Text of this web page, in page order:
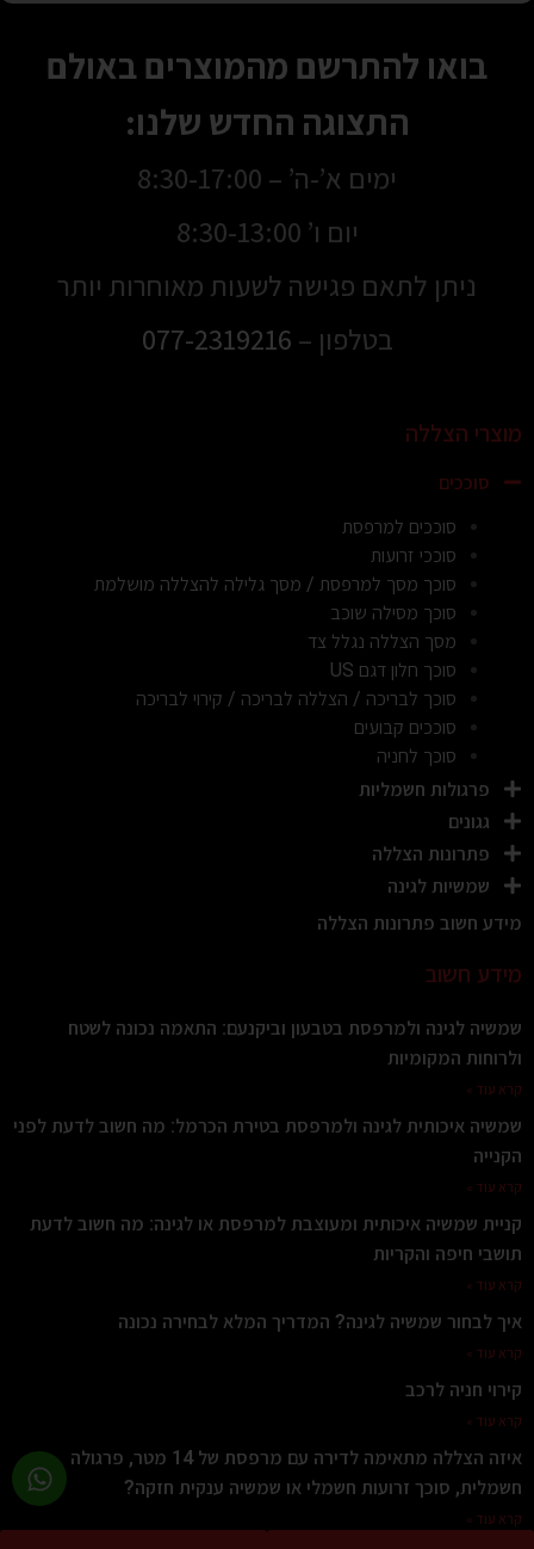
בואו להתרשם מהמוצרים באולם
התצוגה החדש שלנו:
ימים א’-ה’ – 8:30-17:00
יום ו’ 8:30-13:00
ניתן לתאם פגישה לשעות מאוחרות יותר
בטלפון – 077-2319216
מוצרי הצללה
סוככים
סוככים למרפסת
סוככי זרועות
סוכך מסך למרפסת / מסך גלילה להצללה מושלמת
סוכך מסילה שוכב
מסך הצללה נגלל צד
סוכך חלון דגם US
סוכך לבריכה / הצללה לבריכה / קירוי לבריכה
סוככים קבועים
סוכך לחניה
פרגולות חשמליות
גגונים
פתרונות הצללה
שמשיות לגינה
מידע חשוב פתרונות הצללה
מידע חשוב
שמשיה לגינה ולמרפסת בטבעון וביקנעם: התאמה נכונה לשטח
ולרוחות המקומיות
קרא עוד »
שמשיה איכותית לגינה ולמרפסת בטירת הכרמל: מה חשוב לדעת לפני
הקנייה
קרא עוד »
קניית שמשיה איכותית ומעוצבת למרפסת או לגינה: מה חשוב לדעת
תושבי חיפה והקריות
קרא עוד »
איך לבחור שמשיה לגינה? המדריך המלא לבחירה נכונה
קרא עוד »
קירוי חניה לרכב
קרא עוד »
איזה הצללה מתאימה לדירה עם מרפסת של 14 מטר, פרגולה
חשמלית, סוכך זרועות חשמלי או שמשיה ענקית חזקה?
קרא עוד »